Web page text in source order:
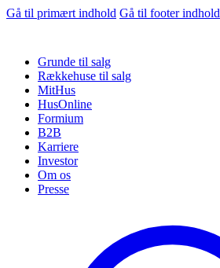
Gå til primært indhold Gå til footer indhold
Grunde til salg
Rækkehuse til salg
MitHus
HusOnline
Formium
B2B
Karriere
Investor
Om os
Presse